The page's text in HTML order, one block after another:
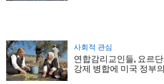
사회적 관심
연합감리교인들, 요르
강제 병합에 미국 정부